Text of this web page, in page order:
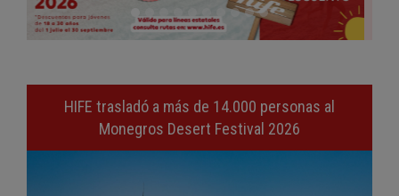
HIFE trasladó a más de 14.000 personas al
Monegros Desert Festival 2026